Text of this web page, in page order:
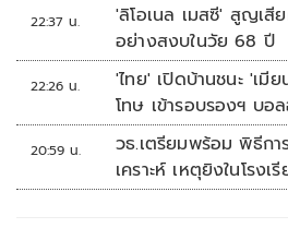
22:37 น.
'ลิโอเนล เมสซี' สูญเสี
อย่างสงบในวัย 68 ปี
22:26 น.
'ไทย' เปิดบ้านชนะ 'เมี
โทษ เข้ารอบรองฯ บอ
20:59 น.
วธ.เตรียมพร้อม พิธีกา
เคราะห์ เหตุยิงในโรงเ